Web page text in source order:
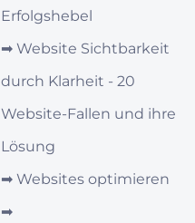
Erfolgshebel
➡︎ Website Sichtbarkeit
durch Klarheit - 20
Website-Fallen und ihre
Lösung
➡︎ Websites optimieren
➡︎